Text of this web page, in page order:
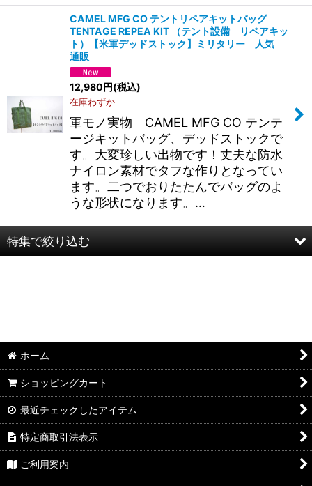
CAMEL MFG CO テントリペアキットバッグ
TENTAGE REPEA KIT （テント設備 リペアキッ
ト）【米軍デッドストック】ミリタリー 人気
通販
12,980円(税込)
在庫わずか
軍モノ実物 CAMEL MFG CO テンテ
ージキットバッグ、デッドストックで
す。大変珍しい出物です！丈夫な防水
ナイロン素材でタフな作りとなってい
ます。二つでおりたたんでバッグのよ
うな形状になります。…
特集で絞り込む
ポロシャツ：アメカジ・他
長袖・七分袖Ｔシャツ：和柄
長袖シャツ：和柄
ホーム
ショッピングカート
最近チェックしたアイテム
特定商取引法表示
ご利用案内